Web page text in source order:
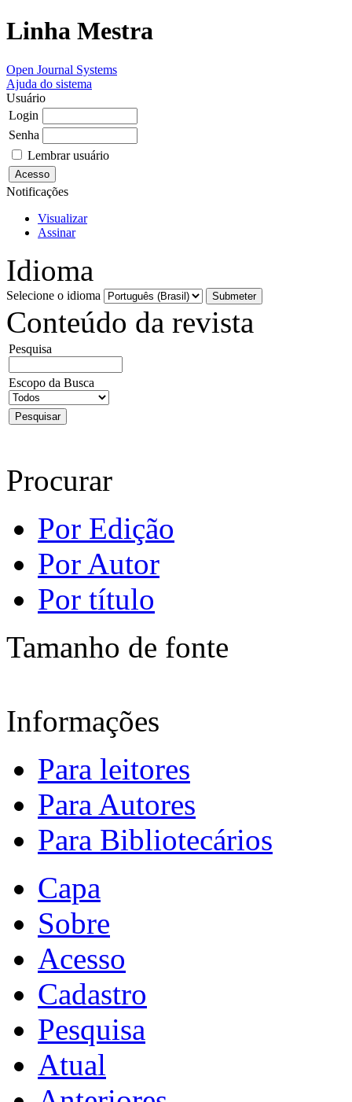
Linha Mestra
Open Journal Systems
Ajuda do sistema
Usuário
Login
Senha
Lembrar usuário
Notificações
Visualizar
Assinar
Idioma
Selecione o idioma
Conteúdo da revista
Pesquisa
Escopo da Busca
Procurar
Por Edição
Por Autor
Por título
Tamanho de fonte
Informações
Para leitores
Para Autores
Para Bibliotecários
Capa
Sobre
Acesso
Cadastro
Pesquisa
Atual